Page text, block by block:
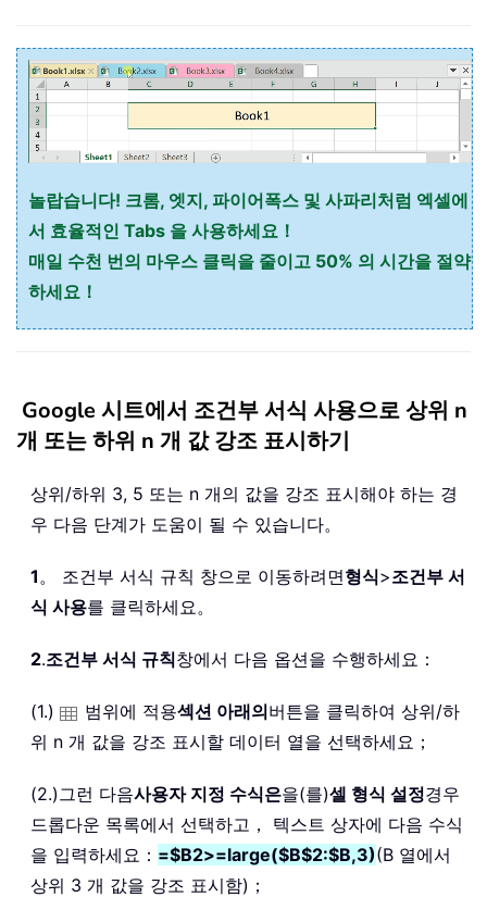
놀랍습니다! 크롬, 엣지, 파이어폭스 및 사파리처럼 엑셀에
서 효율적인 Tabs 을 사용하세요！
매일 수천 번의 마우스 클릭을 줄이고 50% 의 시간을 절약
하세요！
Google 시트에서 조건부 서식 사용으로 상위 n
개 또는 하위 n 개 값 강조 표시하기
상위/하위 3, 5 또는 n 개의 값을 강조 표시해야 하는 경
우 다음 단계가 도움이 될 수 있습니다。
1。 조건부 서식 규칙 창으로 이동하려면형식>조건부 서
식 사용를 클릭하세요。
2.조건부 서식 규칙창에서 다음 옵션을 수행하세요：
(1.) 범위에 적용섹션 아래의버튼을 클릭하여 상위/하
위 n 개 값을 강조 표시할 데이터 열을 선택하세요；
(2.)그런 다음사용자 지정 수식은을(를)셀 형식 설정경우
드롭다운 목록에서 선택하고， 텍스트 상자에 다음 수식
을 입력하세요： =$B2>=large($B$2:$B,3)(B 열에서
상위 3 개 값을 강조 표시함)；